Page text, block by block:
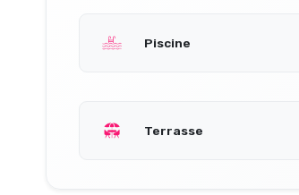
Piscine
Terrasse